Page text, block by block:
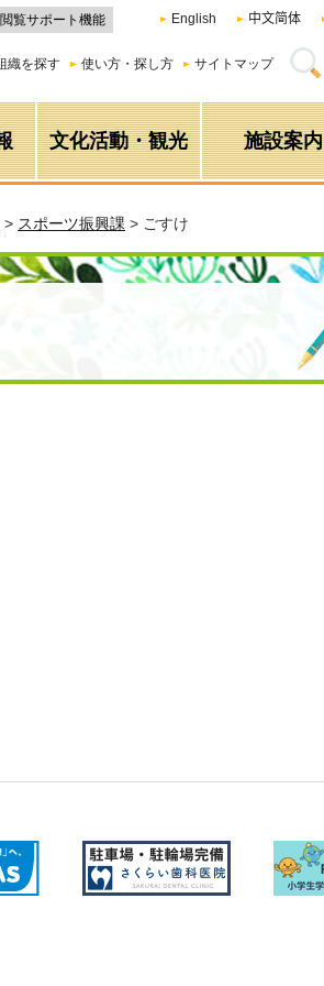
閲覧サポート機能 English 中文简体
織を探す 使い方・探し方 サイトマップ
文化活動・観光 施設案内
> スポーツ振興課 > ごすけ